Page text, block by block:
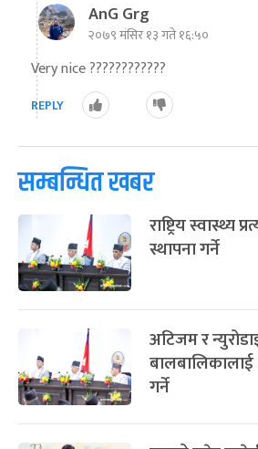
AnG Grg
२०७९ मंसिर १३ गते १६:५०
Very nice ????????????
REPLY
सम्बन्धित खबर
राष्ट्रिय स्वास्थ्य
स्थापना गर्ने
अटिजम र
बालबालिकालाई
गर्ने